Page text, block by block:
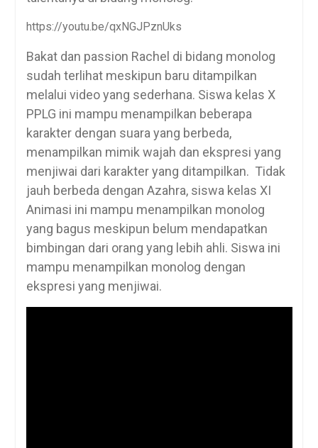
https://youtu.be/qxNGJPznUks
Bakat dan passion Rachel di bidang monolog
sudah terlihat meskipun baru ditampilkan
melalui video yang sederhana. Siswa kelas X
PPLG ini mampu menampilkan beberapa
karakter dengan suara yang berbeda,
menampilkan mimik wajah dan ekspresi yang
menjiwai dari karakter yang ditampilkan. Tidak
jauh berbeda dengan Azahra, siswa kelas XI
Animasi ini mampu menampilkan monolog
yang bagus meskipun belum mendapatkan
bimbingan dari orang yang lebih ahli. Siswa ini
mampu menampilkan monolog dengan
ekspresi yang menjiwai.